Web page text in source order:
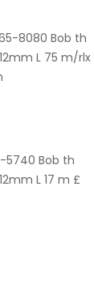
8080 Bob th
L 75 m/rlx
5740 Bob th
L 17 m £